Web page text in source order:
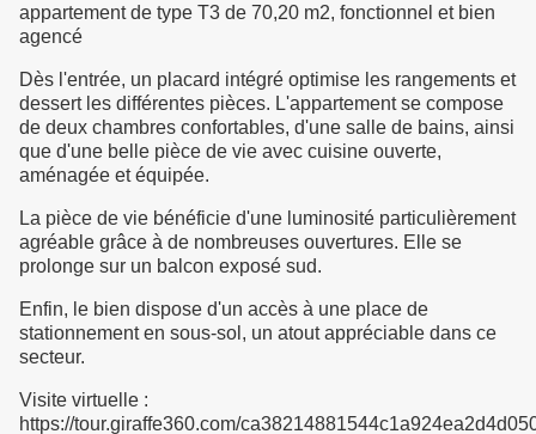
appartement de type T3 de 70,20 m2, fonctionnel et bien
agencé
Dès l'entrée, un placard intégré optimise les rangements et
dessert les différentes pièces. L'appartement se compose
de deux chambres confortables, d'une salle de bains, ainsi
que d'une belle pièce de vie avec cuisine ouverte,
aménagée et équipée.
La pièce de vie bénéficie d'une luminosité particulièrement
agréable grâce à de nombreuses ouvertures. Elle se
prolonge sur un balcon exposé sud.
Enfin, le bien dispose d'un accès à une place de
stationnement en sous-sol, un atout appréciable dans ce
secteur.
Visite virtuelle :
https://tour.giraffe360.com/